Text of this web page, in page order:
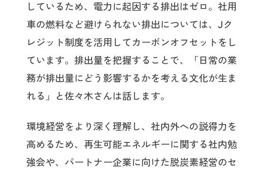
しているため、電力に起因する排出はゼロ。社用
車の燃料など避けられない排出については、Jク
レジット制度を活用してカーボンオフセットをし
ています。排出量を把握することで、「日常の業
務が排出量にどう影響するかを考える文化が生ま
れる」と佐々木さんは話します。
環境経営をより深く理解し、社内外への説得力を
高めるため、再生可能エネルギーに関する社内勉
強会や、パートナー企業に向けた脱炭素経営のセ